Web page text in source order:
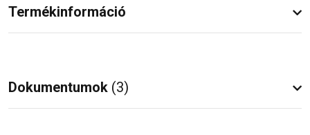
Termékinformáció
Dokumentumok (3)